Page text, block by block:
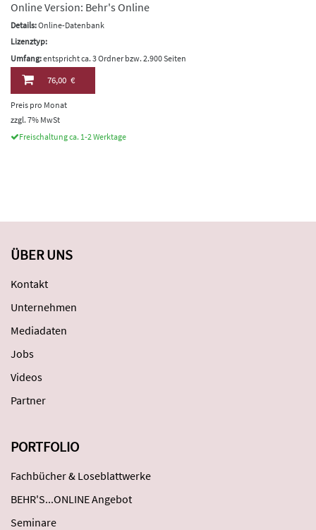
Online Version: Behr's Online
Details:Online-Datenbank
Lizenztyp:
Umfang:entspricht ca. 3 Ordner bzw. 2.900 Seiten
76,00 €
Preis pro Monat
zzgl. 7% MwSt
Freischaltung ca. 1-2 Werktage
ÜBER UNS
Kontakt
Unternehmen
Mediadaten
Jobs
Videos
Partner
PORTFOLIO
Fachbücher & Loseblattwerke
BEHR'S...ONLINE Angebot
Seminare